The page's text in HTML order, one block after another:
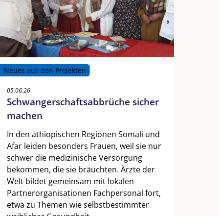
Neues aus den Projekten
05.06.26
Schwangerschaftsabbrüche sicher
machen
In den äthiopischen Regionen Somali und
Afar leiden besonders Frauen, weil sie nur
schwer die medizinische Versorgung
bekommen, die sie bräuchten. Ärzte der
Welt bildet gemeinsam mit lokalen
Partnerorganisationen Fachpersonal fort,
etwa zu Themen wie selbstbestimmter